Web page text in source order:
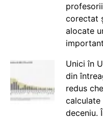
corectat
alocate
important
Unici în
din
redus
calculate
deceniu.